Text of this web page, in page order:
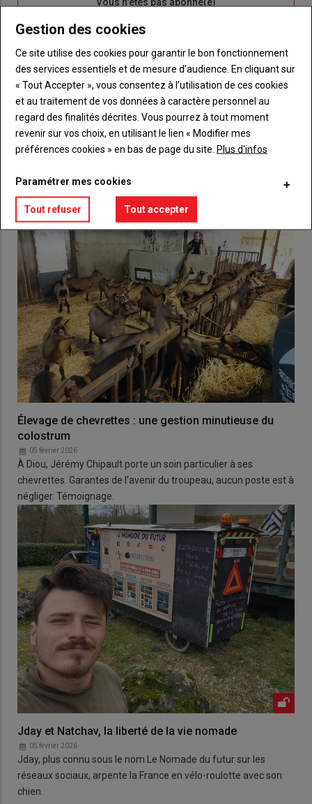
Vous n'êtes pas abonné(e)
BodyChoisissez votre formule et créez votre
compte pour accéder à tout {nom-site}.
Lien Créez un compte
Élevage de chevrettes : une gestion minutieuse du
colostrum
05 février 2026
À Diou, Jérémy Chipault porte un soin particulier à ses
chevrettes. Garantes de l'avenir du troupeau, aucun poste est à
négliger. Témoignage.
Jday et Natchav, la liberté de la vie nomade
05 février 2026
Jday, plus connu sous le nom Le Nomade du futur sur les
réseaux sociaux, arpente la France en vélo-roulotte avec son
chien.
Gestion des cookies
Ce site utilise des cookies pour garantir le bon fonctionnement
des services essentiels et de mesure d’audience. En cliquant sur
« Tout Accepter », vous consentez à l’utilisation de ces cookies
et au traitement de vos données à caractère personnel au
regard des finalités décrites. Vous pourrez à tout moment
revenir sur vos choix, en utilisant le lien « Modifier mes
préférences cookies » en bas de page du site. Plus d'infos
Paramétrer mes cookies
Tout refuser Tout accepter